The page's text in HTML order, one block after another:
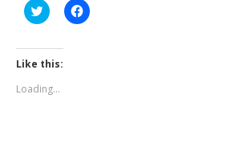
Click
to
Twitter
(Opens
in
window)
Click
to
Like this:
Loading...